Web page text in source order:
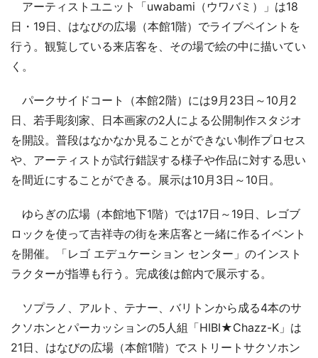
アーティストユニット「uwabami（ウワバミ）」は18
日・19日、はなびの広場（本館1階）でライブペイントを
行う。観覧している来店客を、その場で絵の中に描いてい
く。
パークサイドコート（本館2階）には9月23日～10月2
日、若手彫刻家、日本画家の2人による公開制作スタジオ
を開設。普段はなかなか見ることができない制作プロセス
や、アーティストが試行錯誤する様子や作品に対する思い
を間近にすることができる。展示は10月3日～10日。
ゆらぎの広場（本館地下1階）では17日～19日、レゴブ
ロックを使って吉祥寺の街を来店客と一緒に作るイベント
を開催。「レゴ エデュケーション センター」のインスト
ラクターが指導も行う。完成後は館内で展示する。
ソプラノ、アルト、テナー、バリトンから成る4本のサ
クソホンとパーカッションの5人組「HIBI★Chazz-K」は
21日、はなびの広場（本館1階）でストリートサクソホン